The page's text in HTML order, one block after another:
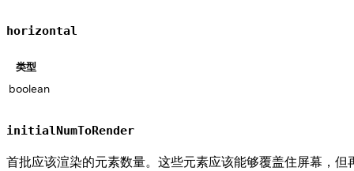
horizontal
类型
boolean
initialNumToRender
首批应该渲染的元素数量。这些元素应该能够覆盖住屏幕，